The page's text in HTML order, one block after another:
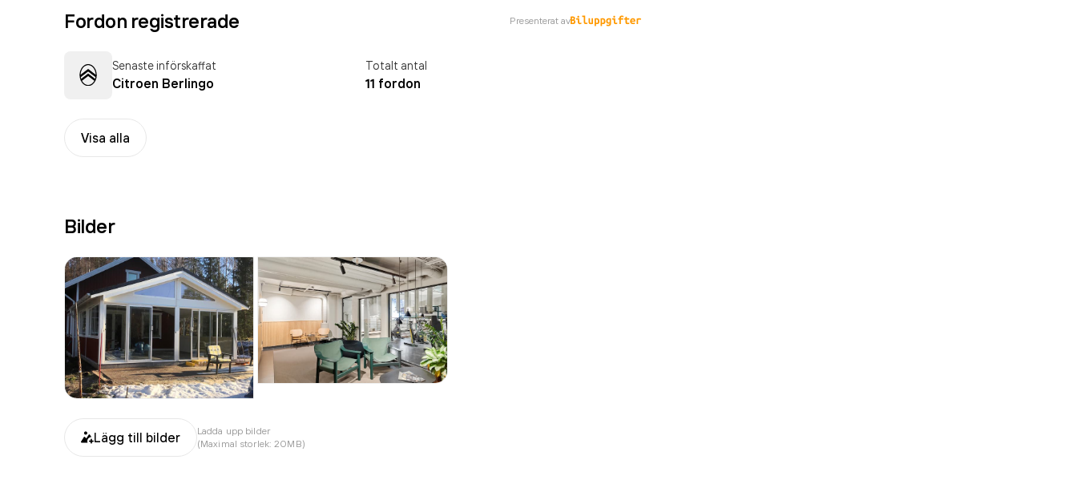
Fordon registrerade Presenterat av
Senaste införskaffat
Citroen Berlingo
Totalt antal
11 fordon
Visa alla
Bilder
Lägg till bilder
Ladda upp bilder
(Maximal storlek: 20MB)